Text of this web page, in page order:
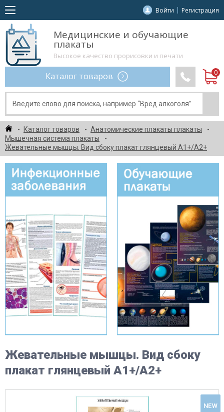
Войти Регистрация
Медицинские и обучающие
плакаты
Высокое качество прорисовки и печати
Каталог товаров
Каталог товаров
Анатомические плакаты плакаты
Мышечная система плакаты
Жевательные мышцы. Вид сбоку плакат глянцевый А1+/А2+
Жевательные мышцы. Вид сбоку
плакат глянцевый А1+/А2+
NEW